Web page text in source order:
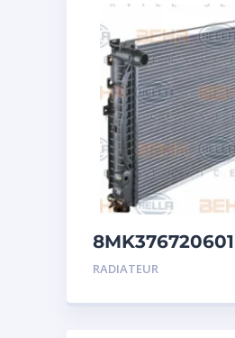
8MK376720601
RADIATEUR